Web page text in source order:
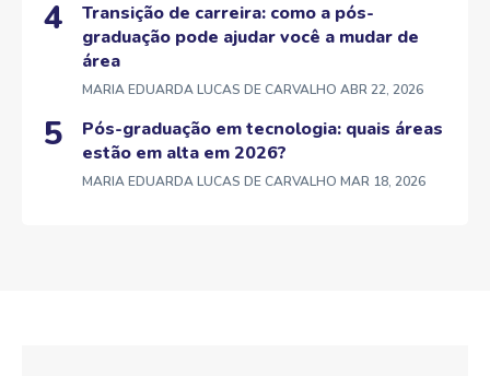
Transição de carreira: como a pós-
graduação pode ajudar você a mudar de
área
MARIA EDUARDA LUCAS DE CARVALHO ABR 22, 2026
Pós-graduação em tecnologia: quais áreas
estão em alta em 2026?
MARIA EDUARDA LUCAS DE CARVALHO MAR 18, 2026